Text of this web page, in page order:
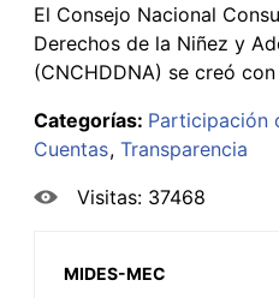
El Consejo Nacional
Derechos de la Niñez y
(CNCHDDNA) se creó con
Categorías: Participación
Cuentas Transparencia
Visitas: 37468
MIDES-MEC